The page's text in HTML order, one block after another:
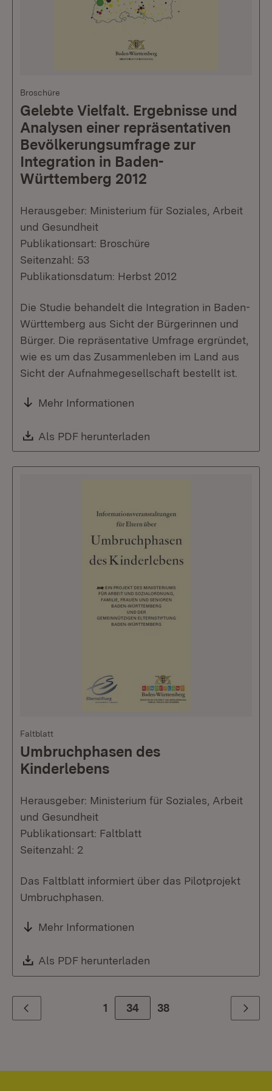
Broschüre
Gelebte Vielfalt. Ergebnisse und
Analysen einer repräsentativen
Bevölkerungsumfrage zur
Integration in Baden-
Württemberg 2012
Herausgeber: Ministerium für Soziales, Arbeit
und Gesundheit
Publikationsart: Broschüre
Seitenzahl: 53
Publikationsdatum: Herbst 2012
Die Studie behandelt die Integration in Baden-
Württemberg aus Sicht der Bürgerinnen und
Bürger. Die repräsentative Umfrage ergründet,
wie es um das Zusammenleben im Land aus
Sicht der Aufnahmegesellschaft bestellt ist.
Mehr Informationen
Download:
Als PDF herunterladen
Faltblatt
Umbruchphasen des
Kinderlebens
Herausgeber: Ministerium für Soziales, Arbeit
und Gesundheit
Publikationsart: Faltblatt
Seitenzahl: 2
Das Faltblatt informiert über das Pilotprojekt
Umbruchphasen.
Mehr Informationen
Download:
Als PDF herunterladen
Zurück 1 Zur Seite
34 38 Weiter